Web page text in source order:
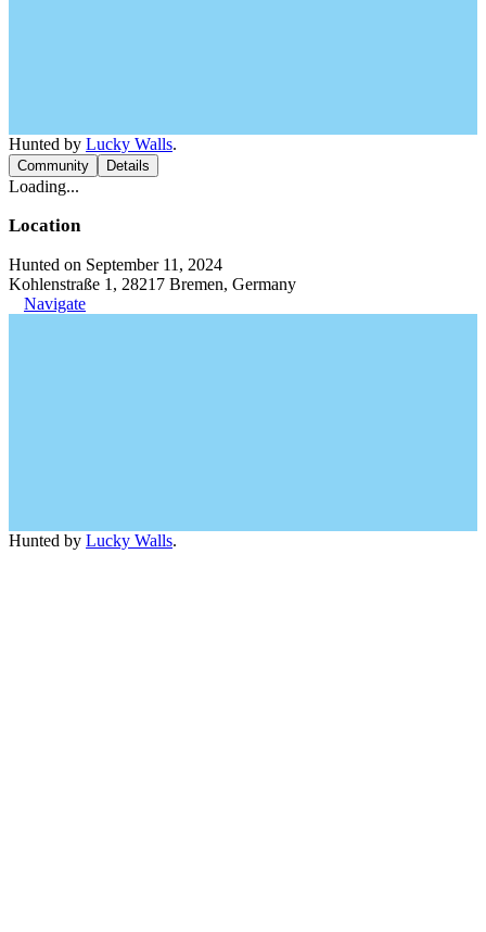
Hunted by Lucky Walls.
Community Details
Loading...
Location
Hunted on September 11, 2024
Kohlenstraße 1, 28217 Bremen, Germany
Navigate
Hunted by Lucky Walls.